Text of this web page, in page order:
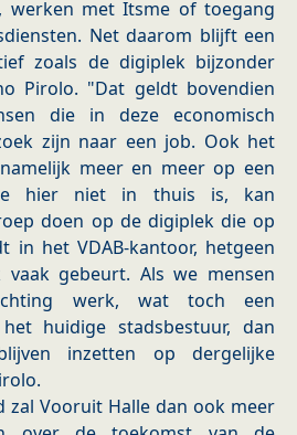
werken met Itsme of toegang
Net daarom blijft een
zoals de digiplek bijzonder
Pirolo. "Dat geldt bovendien
die in deze economisch
zijn naar een job. Ook het
meer en meer op een
hier niet in thuis is, kan
doen op de digiplek die op
in het VDAB-kantoor, hetgeen
gebeurt. Als we mensen
werk, wat toch een
huidige stadsbestuur, dan
inzetten op dergelijke
zal Vooruit Halle dan ook meer